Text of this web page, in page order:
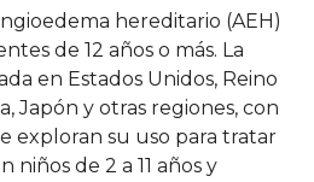
hereditario (AEH)
de 12 años o más. La
en Estados Unidos, Reino
Japón y otras regiones, con
exploran su uso para tratar
niños de 2 a 11 años y